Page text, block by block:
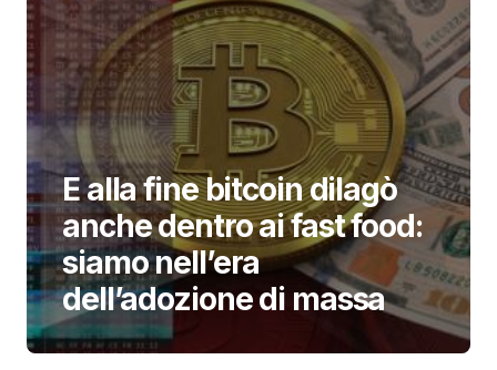
E alla fine bitcoin dilagò
anche dentro ai fast food:
siamo nell’era
dell’adozione di massa